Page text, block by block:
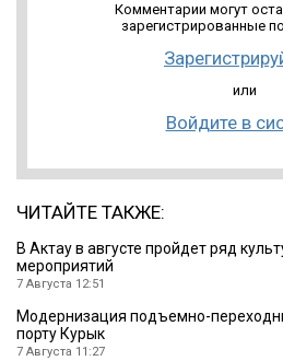
Комментарии могут
зарегистрированные
или
Войдите в
ЧИТАЙТЕ ТАКЖЕ:
В Актау в августе пройдет ряд
мероприятий
7 Августа 12:51
Модернизация подъемно-
порту Курык
7 Августа 11:27